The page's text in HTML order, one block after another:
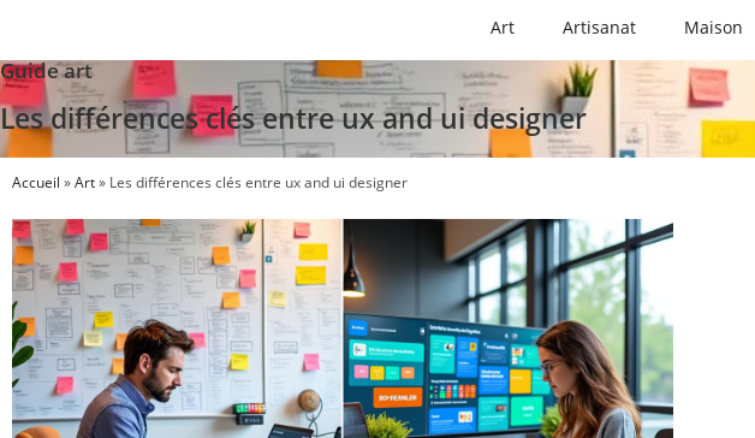
Art Artisanat Maison
Guide art
Les différences clés entre ux and ui designer
Accueil »Art» Les différences clés entre ux and ui designer